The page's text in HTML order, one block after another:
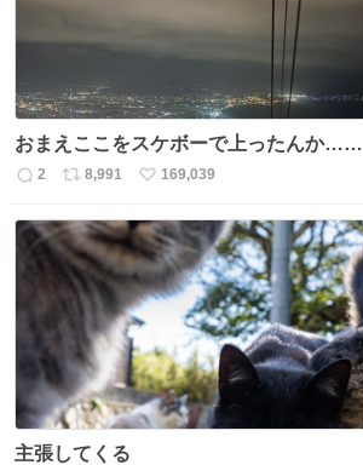
おまえここをスケボーで上ったんか……
返
数
2
リ
ス
ト
数
8,991
い
ね
数
169,039
主張してくる